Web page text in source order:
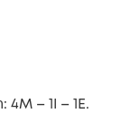
– 1I – 1E.